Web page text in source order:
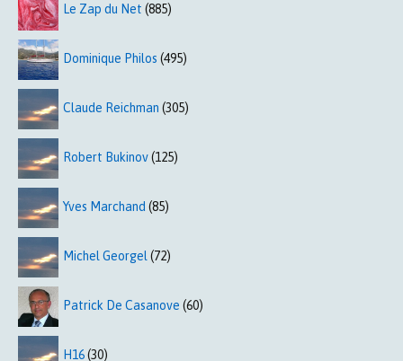
Le Zap du Net (885)
Dominique Philos (495)
Claude Reichman (305)
Robert Bukinov(125)
Yves Marchand (85)
Michel Georgel (72)
Patrick De Casanove (60)
H16(30)